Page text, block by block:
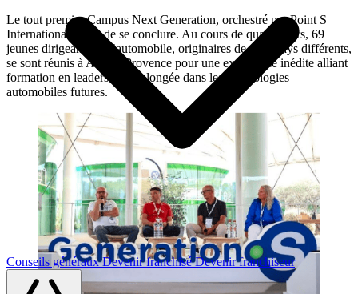
Conseils générauxDevenir franchiséDevenir franchiseur
Le tout premier Campus Next Generation, orchestré par Point S
International, vient de se conclure. Au cours de quatre jours, 69
jeunes dirigeants de l’automobile, originaires de neuf pays différents,
se sont réunis à Aix-en-Provence pour une expérience inédite alliant
formation en leadership et plongée dans les technologies
automobiles futures.